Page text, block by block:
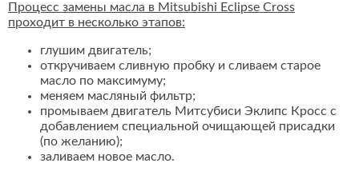
Процесс замены масла в Mitsubishi Eclipse Cross
проходит в несколько этапов:
глушим двигатель;
откручиваем сливную пробку и сливаем старое
масло по максимуму;
меняем масляный фильтр;
промываем двигатель Митсубиси Эклипс Кросс с
добавлением специальной очищающей присадки
(по желанию);
заливаем новое масло.